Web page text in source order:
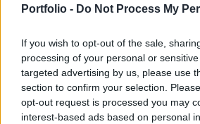
Portfolio - Do Not Process My
If you wish to opt-out of the sale,
processing of your personal or
targeted advertising by us, please use
section to confirm your selection.
opt-out request is processed you may
interest-based ads based on personal
határidős indexek, a hangulat
Ma reggel egy vártnál gyengébb
európai makroadat rontotta a
nyitás előtt vegyes adatok